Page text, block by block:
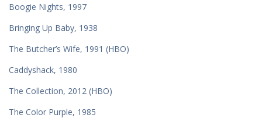
Boogie Nights, 1997
Bringing Up Baby, 1938
The Butcher’s Wife, 1991 (HBO)
Caddyshack, 1980
The Collection, 2012 (HBO)
The Color Purple, 1985